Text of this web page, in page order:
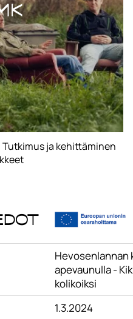
Tutkimus ja kehittäminen
apevaunulla -
kolikoiksi
1.3.2024